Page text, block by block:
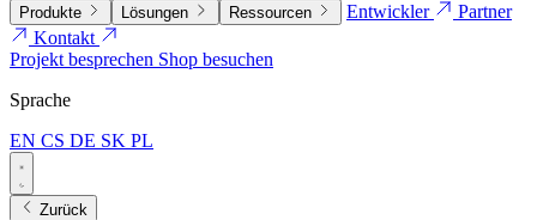
Produkte Lösungen Ressourcen Entwickler
Partner
Kontakt
Projekt besprechen Shop besuchen
Sprache
EN CS DE SK PL
Zurück